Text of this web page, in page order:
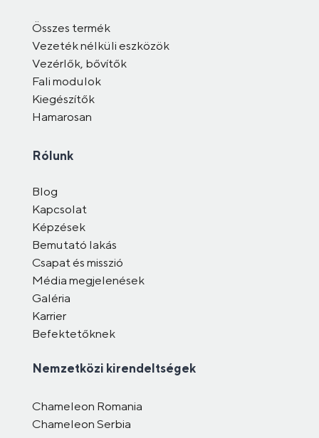
Összes termék
Vezeték nélküli eszközök
Vezérlők, bővítők
Fali modulok
Kiegészítők
Hamarosan
Rólunk
Blog
Kapcsolat
Képzések
Bemutató lakás
Csapat és misszió
Média megjelenések
Galéria
Karrier
Befektetőknek
Nemzetközi kirendeltségek
Chameleon Romania
Chameleon Serbia